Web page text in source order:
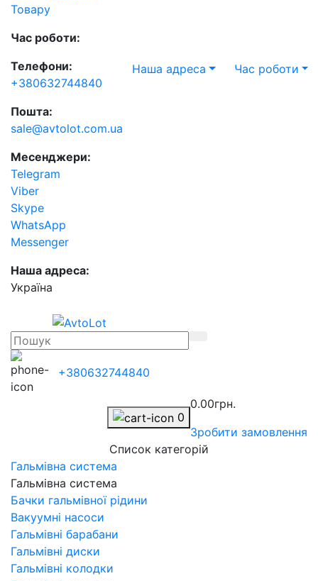
Товару
Час роботи:
Телефони:
+380632744840
Пошта:
sale@avtolot.com.ua
Месенджери:
Telegram
Viber
Skype
WhatsApp
Messenger
Наша адреса:
Українa
Наша адреса Час роботи
+380632744840
0
0.00грн.
Зробити замовлення
Список категорій
Гальмівна система
Гальмівна система
Бачки гальмівної рідини
Вакуумні насоси
Гальмівні барабани
Гальмівні диски
Гальмівні колодки